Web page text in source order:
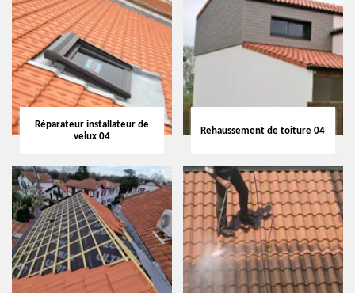
Réparateur installateur de
velux 04
Rehaussement de toiture 04